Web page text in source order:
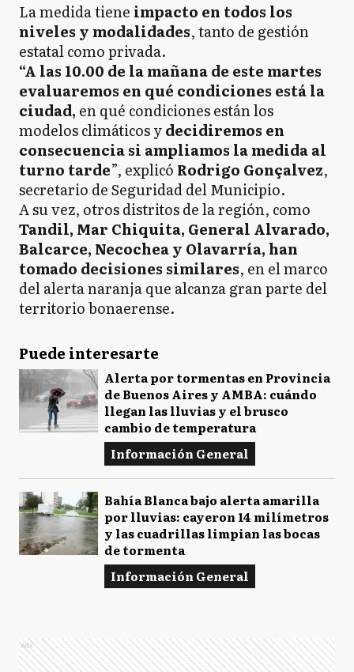
La medida tiene impacto en todos los
niveles y modalidades, tanto de gestión
estatal como privada.
“A las 10.00 de la mañana de este martes
evaluaremos en qué condiciones está la
ciudad, en qué condiciones están los
modelos climáticos ydecidiremos en
consecuencia si ampliamos la medida al
turno tarde”, explicó Rodrigo Gonçalvez,
secretario de Seguridad del Municipio.
A su vez, otros distritos de la región, como
Tandil, Mar Chiquita, General Alvarado,
Balcarce, Necochea y Olavarría, han
tomado decisiones similares, en el marco
del alerta naranja que alcanza gran parte del
territorio bonaerense.
Puede interesarte
Alerta por tormentas en Provincia
de Buenos Aires y AMBA: cuándo
llegan las lluvias y el brusco
cambio de temperatura
Información General
Bahía Blanca bajo alerta amarilla
por lluvias: cayeron 14 milímetros
y las cuadrillas limpian las bocas
de tormenta
Información General
Ads